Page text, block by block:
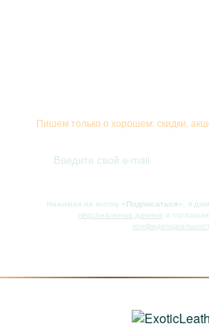
Пишем только о хорошем: скидки,
Нажимая на кнопку «Подписаться» , я даю
персональных данных и